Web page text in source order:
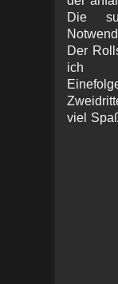
Die
Der
ich
viel